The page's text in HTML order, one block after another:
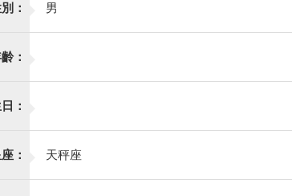
： 男
：
：
： 天秤座